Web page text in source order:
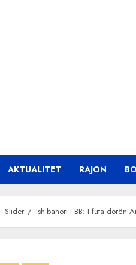
AKTUALITET RAJON
Slider Ish-banori i BB: I futa dorën